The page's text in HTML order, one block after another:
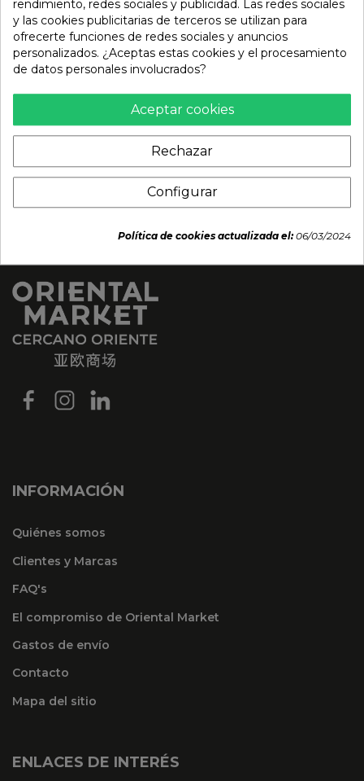
Mochi de té verde 6pcs
(AWON) 180g
4,95 €
Mochi de cacahuete 6pcs
(AWON) 180g
4,95 €
INFORMACIÓN
Quiénes somos
Clientes y Marcas
FAQ's
El compromiso de Oriental Market
Gastos de envío
Contacto
Mapa del sitio
ENLACES DE INTERÉS
rendimiento, redes sociales y publicidad. Las redes sociales
y las cookies publicitarias de terceros se utilizan para
ofrecerte funciones de redes sociales y anuncios
personalizados. ¿Aceptas estas cookies y el procesamiento
de datos personales involucrados?
Aceptar cookies
Rechazar
Configurar
Política de cookies actualizada el:06/03/2024